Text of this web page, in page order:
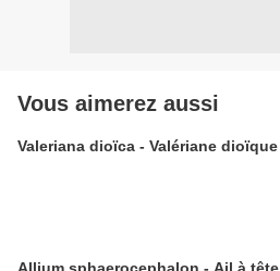
Vous aimerez aussi
Valeriana dioïca - Valériane dioïque